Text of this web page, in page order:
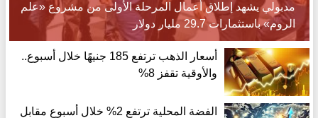
مدبولي يشهد إطلاق أعمال المرحلة الأولى من مشروع «علم
الروم» باستثمارات 29.7 مليار دولار
أسعار الذهب ترتفع 185 جنيهًا خلال أسبوع..
والأوقية تقفز 8%
الفضة المحلية ترتفع 2% خلال أسبوع مقابل